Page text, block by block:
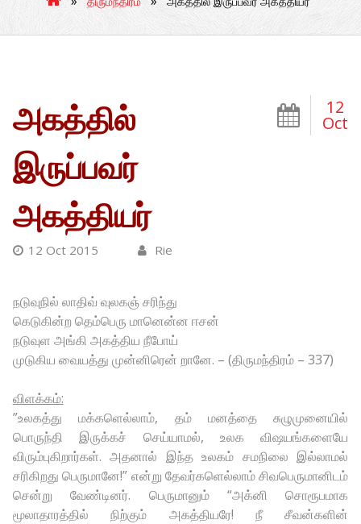
12
Oct
அகத்தில்
இருப்பவர்
அகத்தியர்
12 Oct 2015 Rie
நடுவுநில் லாதிவ் வுலகஞ் சரிந்து
கெடுகின்ற தெம்பெரு மானென்ன ஈசன்
நடுவுள அங்கி அகத்திய நீபோய்
முடுகிய வையத்து முன்னிரென் றானே. – (திருமந்திரம் – 337)
விளக்கம்:
”உலகத்து மக்களெல்லாம், தம் மனத்தை சுழுமுனையில்
பொருந்தி இருக்கச் செய்யாமல், உலக விஷயங்களையே
விரும்புகிறார்கள். அதனால் இந்த உலகம் சமநிலை இல்லாமல்
சரிகிறது பெருமானே!” என்று தேவர்களெல்லாம் சிவபெருமானிடம்
சென்று வேண்டினர். பெருமானும் “அக்னி சொரூபமாக
மூலாதாரத்தில் நிற்கும் அகத்தியரே! நீ சீவன்களின்